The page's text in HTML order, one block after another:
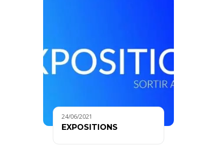
24/06/2021
EXPOSITIONS